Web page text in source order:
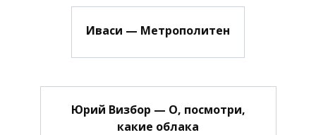
Иваси — Метрополитен
Юрий Визбор — О, посмотри,
какие облака